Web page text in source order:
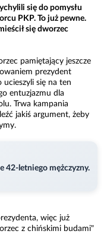
się do pomysłu
PKP. To już pewne.
się dworzec
pamiętający jeszcze
prezydent
ucieszyli się na ten
entuzjazmu dla
Trwa kampania
jakiś argument, żeby
42-letniego mężczyzny.
więc już
z chińskimi budami"